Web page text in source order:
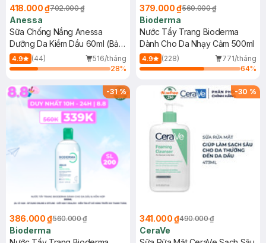
418.000 ₫702.000 ₫
Anessa
Sữa Chống Nắng Anessa
Dưỡng Da Kiềm Dầu 60ml (Bản
Mới)
4.9 (44)
516/tháng
28%
379.000 ₫560.000 ₫
Bioderma
Nước Tẩy Trang Bioderma
Dành Cho Da Nhạy Cảm 500ml
4.9 (228)
771/tháng
64%
-31%
386.000 ₫560.000 ₫
Bioderma
-30 %
341.000 ₫490.000 ₫
CeraVe